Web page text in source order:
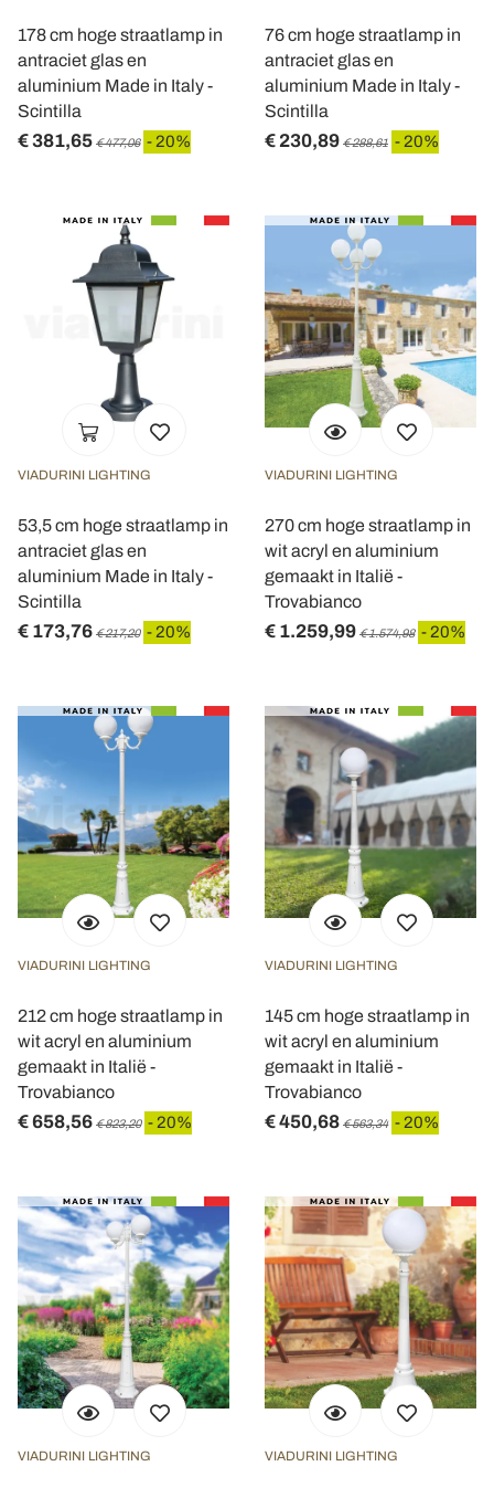
178 cm hoge straatlamp in
antraciet glas en
aluminium Made in Italy -
Scintilla
€ 381,65 € 477,06 - 20%
76 cm hoge straatlamp in
antraciet glas en
aluminium Made in Italy -
Scintilla
€ 230,89 € 288,61 - 20%
VIADURINI LIGHTING
53,5 cm hoge straatlamp in
antraciet glas en
aluminium Made in Italy -
Scintilla
€ 173,76 € 217,20 - 20%
VIADURINI LIGHTING
270 cm hoge straatlamp in
wit acryl en aluminium
gemaakt in Italië -
Trovabianco
€ 1.259,99 € 1.574,98 - 20%
VIADURINI LIGHTING
212 cm hoge straatlamp in
wit acryl en aluminium
gemaakt in Italië -
Trovabianco
€ 658,56 € 823,20 - 20%
VIADURINI LIGHTING
145 cm hoge straatlamp in
wit acryl en aluminium
gemaakt in Italië -
Trovabianco
€ 450,68 € 563,34 - 20%
VIADURINI LIGHTING VIADURINI LIGHTING